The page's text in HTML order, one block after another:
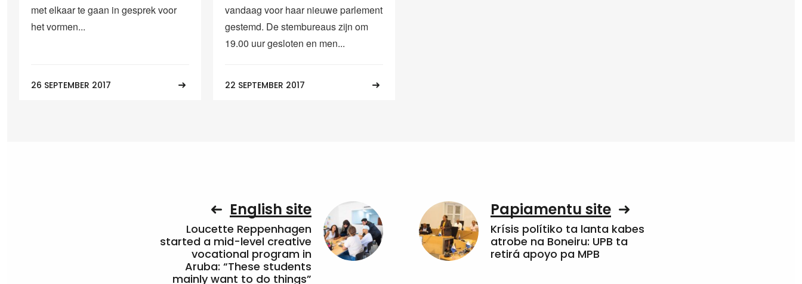
met elkaar te gaan in gesprek voor
het vormen...
26 SEPTEMBER 2017
vandaag voor haar nieuwe parlement
gestemd. De stembureaus zijn om
19.00 uur gesloten en men...
22 SEPTEMBER 2017
English site
Loucette Reppenhagen
started a mid-level creative
vocational program in
Aruba: “These students
mainly want to do things”
Papiamentu site
Krísis polítiko ta lanta kabes
atrobe na Boneiru: UPB ta
retirá apoyo pa MPB